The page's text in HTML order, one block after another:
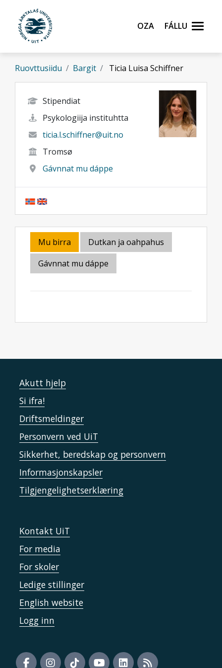
Gå til hovedinnhold
Oza
Fállu
Ruovttusiidu Bargit Ticia Luisa Schiffner
Stipendiat
Psykologiija instituhtta
ticia.l.schiffner@uit.no
Tromsø
Gávnnat mu dáppe
Mu birra
Dutkan ja oahpahus
Gávnnat mu dáppe
Akutt hjelp
Si ifra!
Driftsmeldinger
Personvern ved UiT
Sikkerhet, beredskap og personvern
Informasjonskapsler
Tilgjengelighetserklæring
Kontakt UiT
For media
For skoler
Ledige stillinger
English website
Logg inn